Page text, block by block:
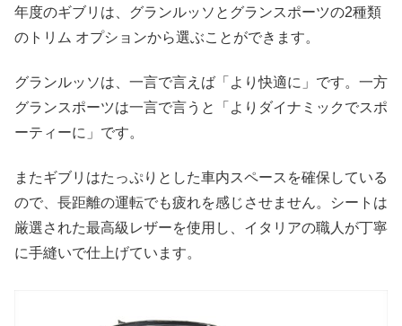
年度のギブリは、グランルッソとグランスポーツの2種類
のトリム オプションから選ぶことができます。
グランルッソは、一言で言えば「より快適に」です。一方
グランスポーツは一言で言うと「よりダイナミックでスポ
ーティーに」です。
またギブリはたっぷりとした車内スペースを確保している
ので、長距離の運転でも疲れを感じさせません。シートは
厳選された最高級レザーを使用し、イタリアの職人が丁寧
に手縫いで仕上げています。